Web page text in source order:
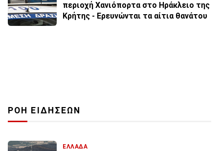
περιοχή Χανιόπορτα στο Ηράκλειο της
Κρήτης - Ερευνώνται τα αίτια θανάτου
ΡΟΗ ΕΙΔΗΣΕΩΝ
ΕΛΛΑΔΑ